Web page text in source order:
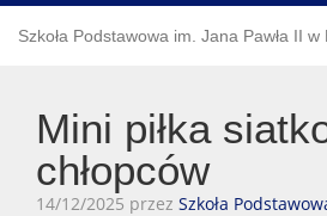
Szkoła Podstawowa im. Jana Pawła II w
Mini piłka
chłopców
14/12/2025 przez Szkoła